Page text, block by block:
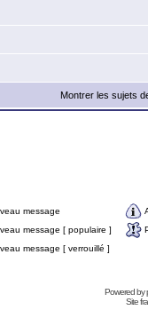
Montrer les sujets
message
message [ populaire ]
message [ verrouillé ]
Powered by
Site